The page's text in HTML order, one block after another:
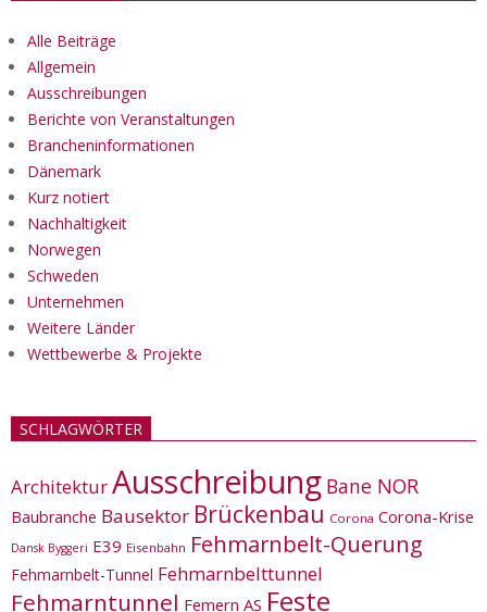
Alle Beiträge
Allgemein
Ausschreibungen
Berichte von Veranstaltungen
Brancheninformationen
Dänemark
Kurz notiert
Nachhaltigkeit
Norwegen
Schweden
Unternehmen
Weitere Länder
Wettbewerbe & Projekte
SCHLAGWÖRTER
ArchitekturAusschreibung Bane NOR
Baubranche Bausektor Brückenbau Corona Corona-Krise
Dansk Byggeri E39 Eisenbahn Fehmarnbelt-Querung
Fehmarnbelt-Tunnel Fehmarnbelttunnel
Fehmarntunnel Femern AS Feste